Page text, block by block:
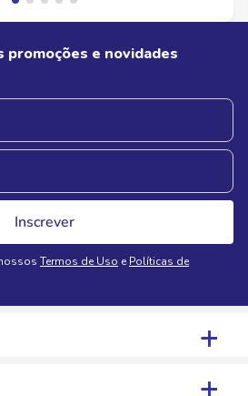
promoções e novidades
Inscrever
Termos de Uso e Políticas de